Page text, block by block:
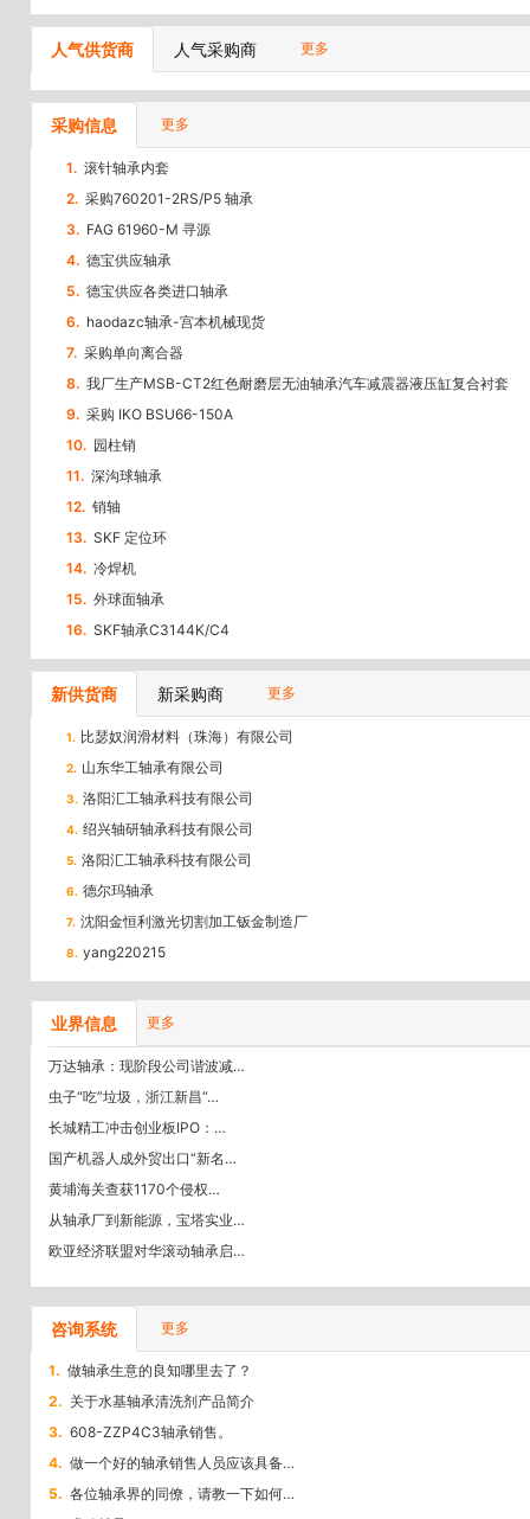
人气供货商 人气采购商 更多
采购信息 更多
1. 滚针轴承内套
2. 采购760201-2RS/P5 轴承
3. FAG 61960-M 寻源
4. 德宝供应轴承
5. 德宝供应各类进口轴承
6. haodazc轴承-宫本机械现货
7. 采购单向离合器
8. 我厂生产MSB-CT2红色耐磨层无油轴承汽车减震器液压缸复合衬套
9. 采购 IKO BSU66-150A
10. 园柱销
11. 深沟球轴承
12. 销轴
13. SKF 定位环
14. 冷焊机
15. 外球面轴承
16. SKF轴承C3144K/C4
新供货商 新采购商 更多
1. 比瑟奴润滑材料（珠海）有限公司
2. 山东华工轴承有限公司
3. 洛阳汇工轴承科技有限公司
4. 绍兴轴研轴承科技有限公司
5. 洛阳汇工轴承科技有限公司
6. 德尔玛轴承
7. 沈阳金恒利激光切割加工钣金制造厂
8. yang220215
业界信息 更多
万达轴承：现阶段公司谐波减…
虫子“吃”垃圾，浙江新昌“…
长城精工冲击创业板IPO：…
国产机器人成外贸出口“新名…
黄埔海关查获1170个侵权…
从轴承厂到新能源，宝塔实业…
欧亚经济联盟对华滚动轴承启…
咨询系统 更多
1. 做轴承生意的良知哪里去了？
2. 关于水基轴承清洗剂产品简介
3. 608-ZZP4C3轴承销售。
4. 做一个好的轴承销售人员应该具备…
5. 各位轴承界的同僚，请教一下如何…